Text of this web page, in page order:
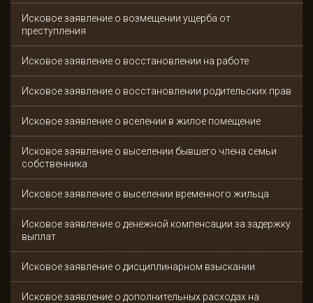
Исковое заявление о возмещении ущерба от
преступления
Исковое заявление о восстановлении на работе
Исковое заявление о восстановлении родительских прав
Исковое заявление о вселении в жилое помещение
Исковое заявление о выселении бывшего члена семьи
собственника
Исковое заявление о выселении временного жильца
Исковое заявление о денежной компенсации за задержку
выплат
Исковое заявление о дисциплинарном взыскании
Исковое заявление о дополнительных расходах на